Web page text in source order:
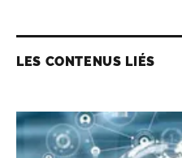
LES CONTENUS LIÉS